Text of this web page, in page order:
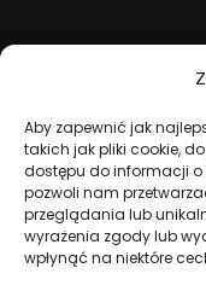
Aby zapewnić jak
takich jak pliki cookie,
dostępu do informacji
pozwoli nam
przeglądania lub
wyrażenia zgody lub
wpłynąć na niektóre
Dekoracje
KONTAKT I DANE